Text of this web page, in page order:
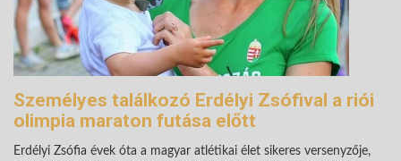
Személyes találkozó Erdélyi Zsófival a riói
olimpia maraton futása előtt
Erdélyi Zsófia évek óta a magyar atlétikai élet sikeres versenyzője,